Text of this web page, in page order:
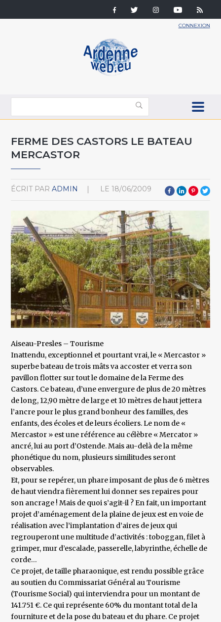
CONNEXION
FERME DES CASTORS LE BATEAU
MERCASTOR
ÉCRIT PAR ADMIN LE 18/06/2009
Aiseau-Presles – Tourisme
Inattendu, exceptionnel et pourtant vrai, le « Mercastor »
superbe bateau de trois mâts va accoster et verra son
pavillon flotter sur tout le domaine de la Ferme des
Castors. Ce bateau, d’une envergure de plus de 20 mètres
de long, 12,90 mètre de large et 10 mètres de haut jettera
l’ancre pour le plus grand bonheur des familles, des
enfants, des écoles et de leurs écoliers. Le nom de «
Mercastor » est une référence au célèbre « Mercator »
ancré, lui au port d’Ostende. Mais au-delà de la même
phonétique du nom, plusieurs similitudes seront
observables.
Et, pour se repérer, un phare imposant de plus de 6 mètres
de haut viendra fièrement lui donner ses repaires pour
son ancrage ! Mais de quoi s’agit-il ? En fait, un important
projet d’aménagement de la plaine de jeux est en voie de
réalisation avec l’implantation d’aires de jeux qui
regrouperont une multitude d’activités : toboggan, filet à
grimper, mur d’escalade, passerelle, labyrinthe, échelle de
corde…
Ce projet, de taille pharaonique, est rendu possible grâce
au soutien du Commissariat Général au Tourisme
(Tourisme Social) qui interviendra pour un montant de
141.751 €. Ce qui représente 60% du montant total de la
fourniture et de la pose du bateau et du phare. Ce projet